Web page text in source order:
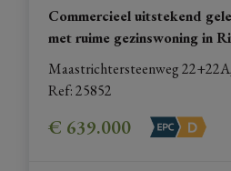
Commercieel uitstekend
met ruime gezinswoning in
Maastrichtersteenweg
Ref: 25852
€ 639.000